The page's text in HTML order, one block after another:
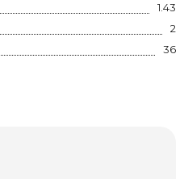
1.43
2
36